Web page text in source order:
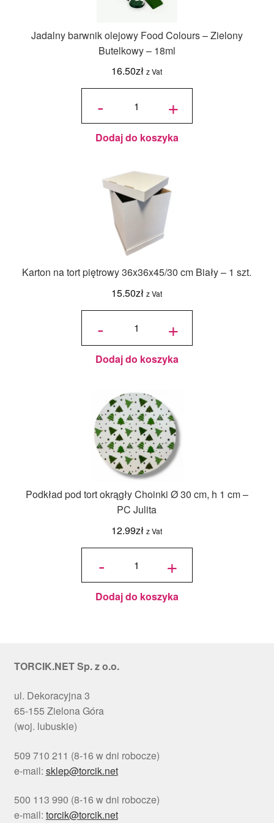
Jadalny barwnik olejowy Food Colours – Zielony
Butelkowy – 18ml
16.50zł z Vat
-
ilość
olejowy
Food
Colours -
Zielony
Butelkowy
+
Dodaj do koszyka
Karton na tort piętrowy 36x36x45/30 cm Biały – 1 szt.
15.50zł z Vat
-
ilość Karton
36x36x45/30
cm Biały - 1
szt. +
Dodaj do koszyka
Podkład pod tort okrągły Choinki Ø 30 cm, h 1 cm –
PC Julita
12.99zł z Vat
-
ilość
okrągły
Choinki
cm, h 1
cm - PC
+
Dodaj do koszyka
TORCIK.NET Sp. z o.o.
ul. Dekoracyjna 3
65-155 Zielona Góra
(woj. lubuskie)
509 710 211 (8-16 w dni robocze)
e-mail: sklep@torcik.net
500 113 990 (8-16 w dni robocze)
e-mail: torcik@torcik.net